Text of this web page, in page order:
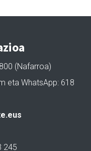
(Nafarroa)
eta WhatsApp: 618
245